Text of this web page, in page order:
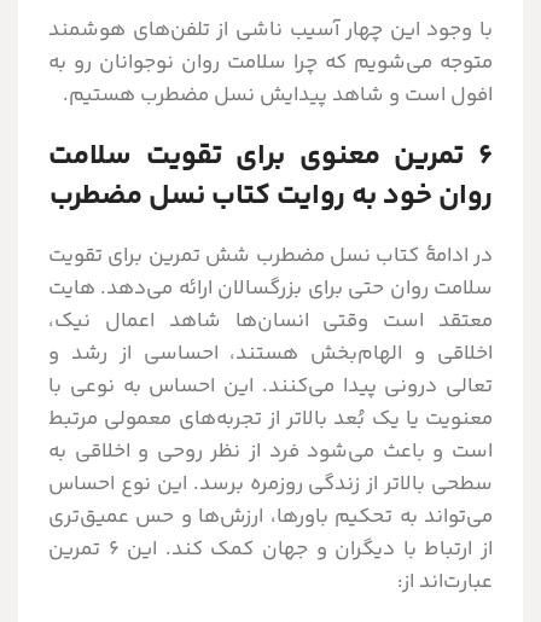
با وجود این چهار آسیب ناشی از تلفن‌های هوشمند
متوجه می‌شویم که چرا سلامت روان نوجوانان رو به
افول است و شاهد پیدایش نسل مضطرب هستیم.
۶ تمرین معنوی برای تقویت سلامت
روان خود به روایت کتاب نسل مضطرب
در ادامۀ کتاب نسل مضطرب شش تمرین برای تقویت
سلامت روان حتی برای بزرگسالان ارائه می‌دهد. هایت
معتقد است وقتی انسان‌ها شاهد اعمال نیک،
اخلاقی و الهام‌بخش هستند، احساسی از رشد و
تعالی درونی پیدا می‌کنند. این احساس به نوعی با
معنویت یا یک بُعد بالاتر از تجربه‌های معمولی مرتبط
است و باعث می‌شود فرد از نظر روحی و اخلاقی به
سطحی بالاتر از زندگی روزمره برسد. این نوع احساس
می‌تواند به تحکیم باورها، ارزش‌ها و حس عمیق‌تری
از ارتباط با دیگران و جهان کمک کند. این ۶ تمرین
عبارت‌اند از: